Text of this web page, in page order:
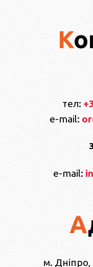
тел:
e-mail:
e-mail:
м.